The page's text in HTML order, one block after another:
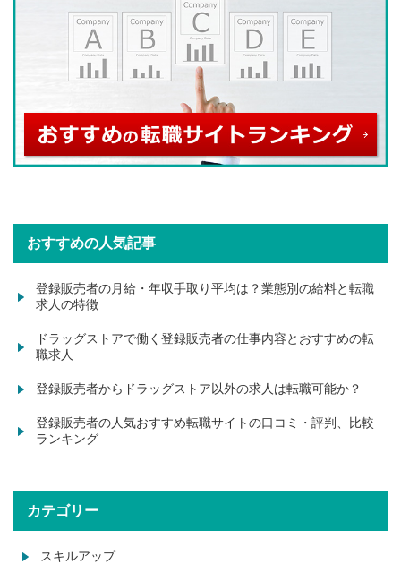
おすすめの人気記事
登録販売者の月給・年収手取り平均は？業態別の給料と転職
求人の特徴
ドラッグストアで働く登録販売者の仕事内容とおすすめの転
職求人
登録販売者からドラッグストア以外の求人は転職可能か？
登録販売者の人気おすすめ転職サイトの口コミ・評判、比較
ランキング
カテゴリー
スキルアップ